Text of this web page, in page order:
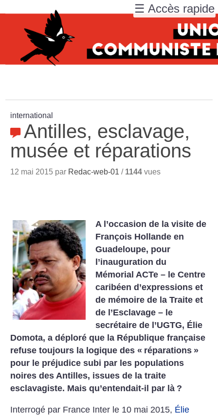
international
Antilles, esclavage,
musée et réparations
12 mai 2015 par Redac-web-01 / 1144 vues
A l’occasion de la visite de
François Hollande en
Guadeloupe, pour
l’inauguration du
Mémorial ACTe – le Centre
caribéen d’expressions et
de mémoire de la Traite et
de l’Esclavage – le
secrétaire de l’UGTG, Élie
Domota, a déploré que la République française
refuse toujours la logique des « réparations »
pour le préjudice subi par les populations
noires des Antilles, issues de la traite
esclavagiste. Mais qu’entendait-il par là ?
Interrogé par France Inter le 10 mai 2015, Élie
☰ Accès rapide